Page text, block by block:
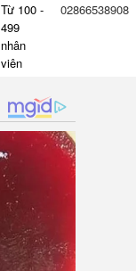
Từ 100 -
499
nhân
viên
02866538908